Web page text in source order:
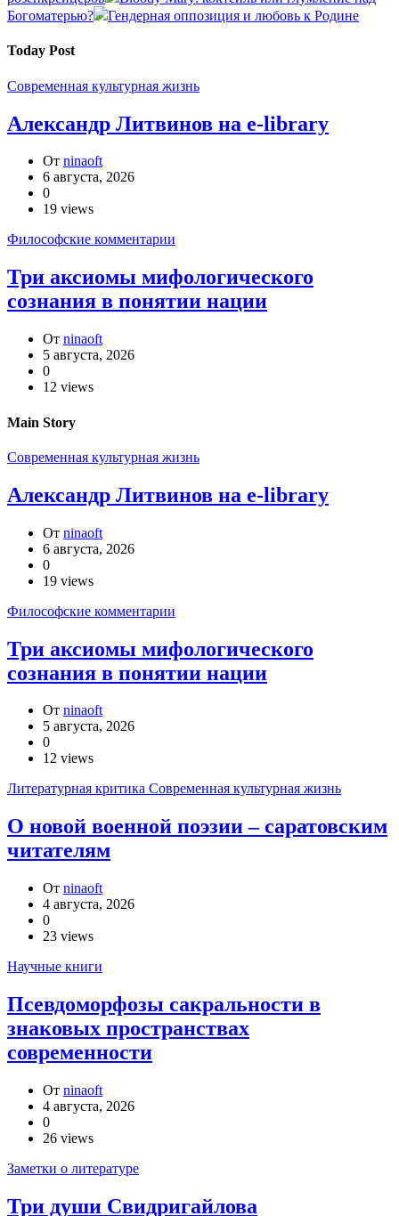
Богоматерью?
Гендерная оппозиция и любовь к Родине
Today Post
Современная культурная жизнь
Александр Литвинов на e-library
От ninaoft
6 августа, 2026
0
19 views
Философские комментарии
Три аксиомы мифологического
сознания в понятии нации
От ninaoft
5 августа, 2026
0
12 views
Main Story
Современная культурная жизнь
Александр Литвинов на e-library
От ninaoft
6 августа, 2026
0
19 views
Философские комментарии
Три аксиомы мифологического
сознания в понятии нации
От ninaoft
5 августа, 2026
0
12 views
Литературная критика Современная культурная жизнь
О новой военной поэзии – саратовским
читателям
От ninaoft
4 августа, 2026
0
23 views
Научные книги
Псевдоморфозы сакральности в
знаковых пространствах
современности
От ninaoft
4 августа, 2026
0
26 views
Заметки о литературе
Три души Свидригайлова